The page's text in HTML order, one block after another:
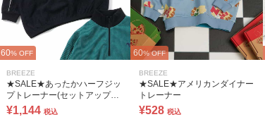
60% OFF
BREEZE
★SALE★あったかハーフジッ
プトレーナー(セットアップ可)
10分丈
¥1,144 税込
60% OFF
BREEZE
★SALE★アメリカンダイナー
トレーナー
¥528 税込